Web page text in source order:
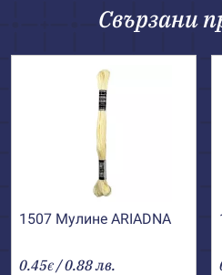
Свързани
1507 Мулине АRIADNA
0.45€ / 0.88 лв.